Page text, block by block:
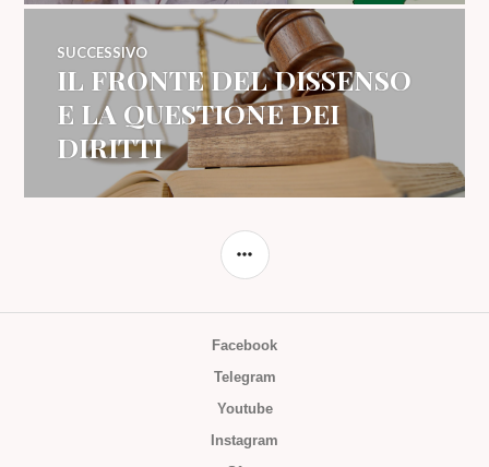
SUCCESSIVO
Articolo
successivo:
IL FRONTE DEL DISSENSO
E LA QUESTIONE DEI
DIRITTI
BARRA
Facebook
Telegram
Youtube
Instagram